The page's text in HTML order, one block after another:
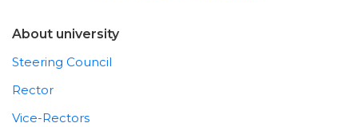
About university
Steering Council
Rector
Vice-Rectors